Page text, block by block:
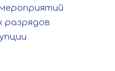
разрядов